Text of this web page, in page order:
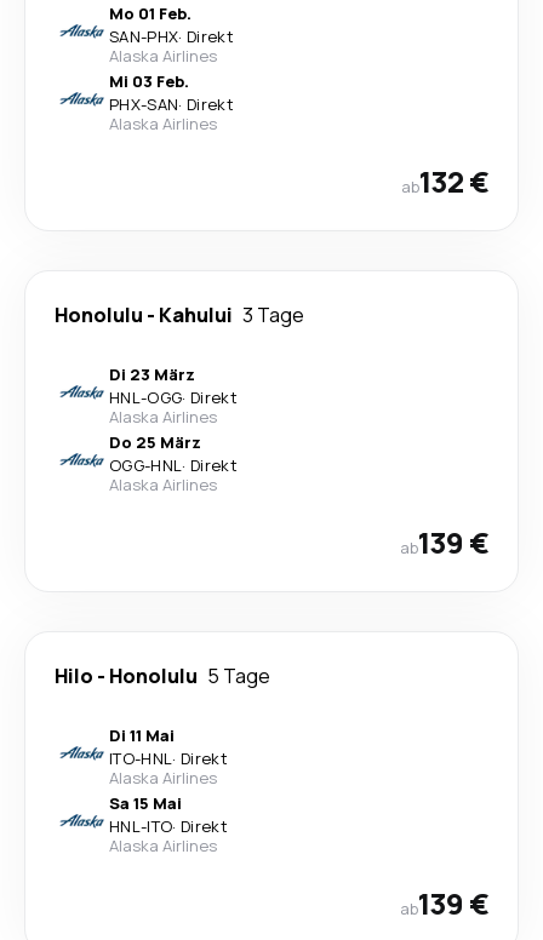
Mo 01 Feb.
SAN-PHX· Direkt
Alaska Airlines
Mi 03 Feb.
PHX-SAN· Direkt
Alaska Airlines
ab132 €
Honolulu - Kahului 3 Tage
Di 23 März
HNL-OGG· Direkt
Alaska Airlines
Do 25 März
OGG-HNL· Direkt
Alaska Airlines
ab139 €
Hilo - Honolulu 5 Tage
Di 11 Mai
ITO-HNL· Direkt
Alaska Airlines
Sa 15 Mai
HNL-ITO· Direkt
Alaska Airlines
ab139 €